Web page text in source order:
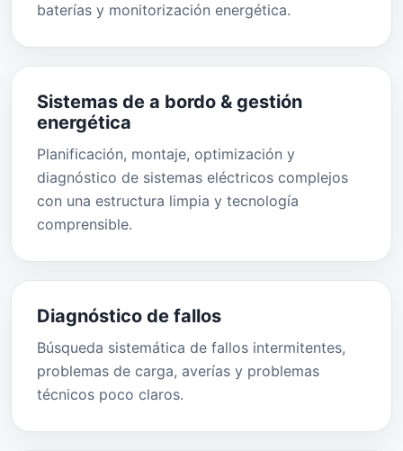
baterías y monitorización energética.
Sistemas de a bordo & gestión
energética
Planificación, montaje, optimización y
diagnóstico de sistemas eléctricos complejos
con una estructura limpia y tecnología
comprensible.
Diagnóstico de fallos
Búsqueda sistemática de fallos intermitentes,
problemas de carga, averías y problemas
técnicos poco claros.